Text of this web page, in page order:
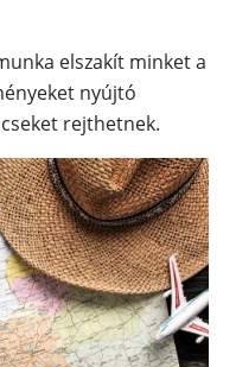
elszakít minket a
nyújtó
rejthetnek.